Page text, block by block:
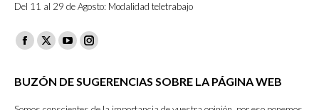
Del 11 al 29 de Agosto: Modalidad teletrabajo
Facebook
opens
X
opens
YouTube
opens
Instagram
opens
in
BUZÓN DE SUGERENCIAS SOBRE LA PÁGINA WEB